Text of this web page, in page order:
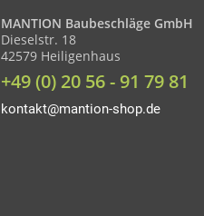
MANTION Baubeschläge GmbH
Dieselstr. 18
42579 Heiligenhaus
+49 (0) 20 56 - 91 79 81
kontakt@mantion-shop.de